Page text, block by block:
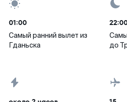
01:00
Самый ранний вылет из
Гданьска
до